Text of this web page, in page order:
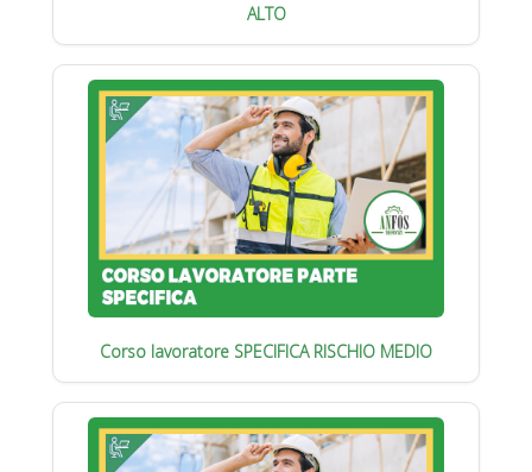
ALTO
Corso lavoratore SPECIFICA RISCHIO MEDIO